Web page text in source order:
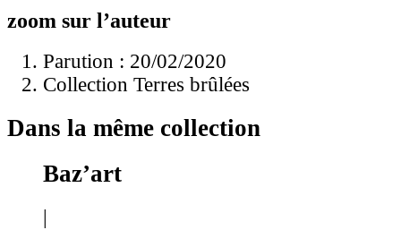
zoom sur l’auteur
Parution : 20/02/2020
Collection Terres brûlées
Dans la même collection
Baz’art
|